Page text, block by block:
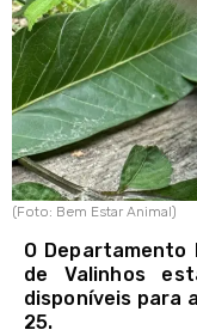
(Foto: Bem Estar Animal)
O
de Valinhos
disponíveis para
25.